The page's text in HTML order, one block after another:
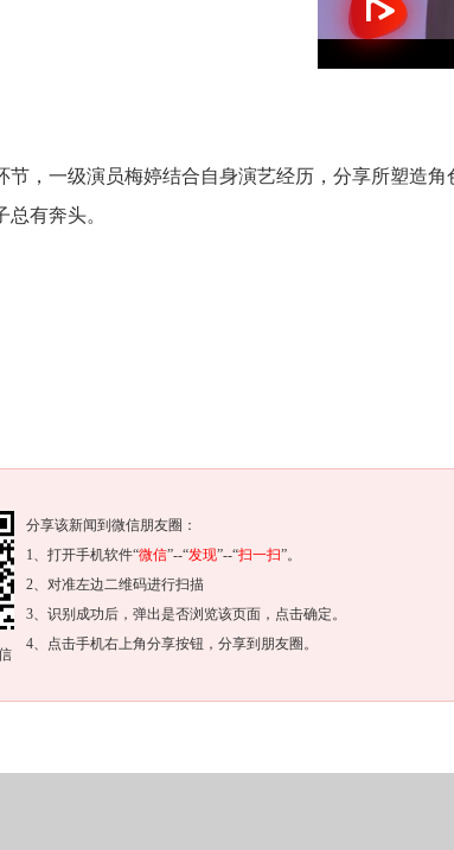
节，一级演员梅婷结合自身演艺经历，分享所塑造
有奔头。
分享该新闻到微信朋友圈：
1、打开手机软件“微信”--“发现”--“扫一扫”。
2、对准左边二维码进行扫描
3、识别成功后，弹出是否浏览该页面，点击确定。
4、点击手机右上角分享按钮，分享到朋友圈。